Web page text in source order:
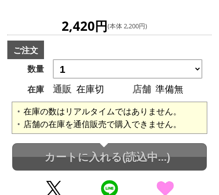
2,420円(本体 2,200円)
ご注文
数量
在庫
通販 在庫切 店舗 準備無
在庫の数はリアルタイムではありません。
店舗の在庫を通信販売で購入できません。
カートに入れる(読込中...)